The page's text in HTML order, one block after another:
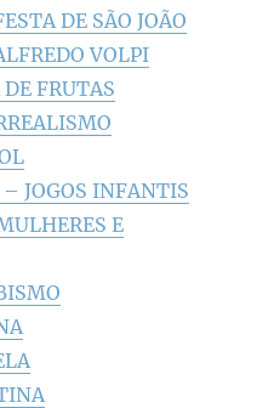
DE SÃO JOÃO
VOLPI
FRUTAS
JOGOS INFANTIS
E